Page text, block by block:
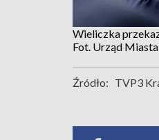
Wieliczka
Fot. Urząd
Źródło: TVP3